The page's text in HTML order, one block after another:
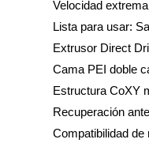
Velocidad
Lista para usar:
Extrusor Direct
Cama PEI doble
Estructura CoXY
Recuperación
Compatibilidad de